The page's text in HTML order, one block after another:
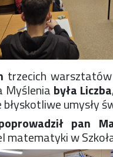
szkoły
dzieci
Rady Szkoły
trzecich
Myślenia była Liczba
umysły
pan
matematyki w